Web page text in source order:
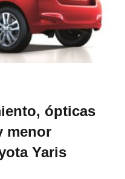
ópticas
menor
Yaris